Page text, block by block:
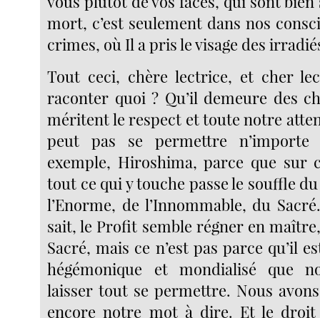
mort, c’est seulement dans nos
crimes, où Il a pris le visage des
Tout ceci, chère lectrice, et cher
raconter quoi ? Qu’il demeure des
méritent le respect et toute notre
peut pas se permettre
exemple, Hiroshima, parce que sur
tout ce qui y touche passe le souffle
l’Enorme, de l’Innommable, du
sait, le Profit semble régner en
Sacré, mais ce n’est pas parce qu’il
hégémonique et mondialisé que
laisser tout se permettre. Nous
encore notre mot à dire. Et le